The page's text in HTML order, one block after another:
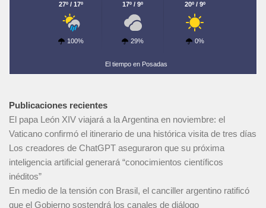
27º / 17º
100%
17º / 9º
29%
20º / 9º
0%
El tiempo en Posadas
Publicaciones recientes
El papa León XIV viajará a la Argentina en noviembre: el
Vaticano confirmó el itinerario de una histórica visita de tres días
Los creadores de ChatGPT aseguraron que su próxima
inteligencia artificial generará “conocimientos científicos
inéditos”
En medio de la tensión con Brasil, el canciller argentino ratificó
que el Gobierno sostendrá los canales de diálogo